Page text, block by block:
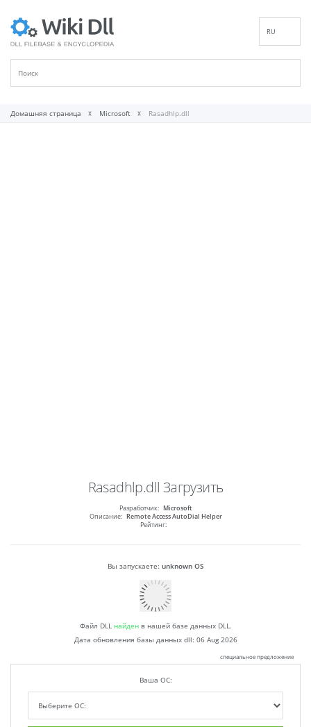
RU
Домашняя страница Microsoft Rasadhlp.dll
Rasadhlp.dll Загрузить
Разработчик: Microsoft
Описание: Remote Access AutoDial Helper
Рейтинг:
Вы запускаете: unknown OS
Файл DLL найденв нашей базе данных DLL.
Дата обновления базы данных dll: 06 Aug 2026
специальное предложение
Ваша ОС: